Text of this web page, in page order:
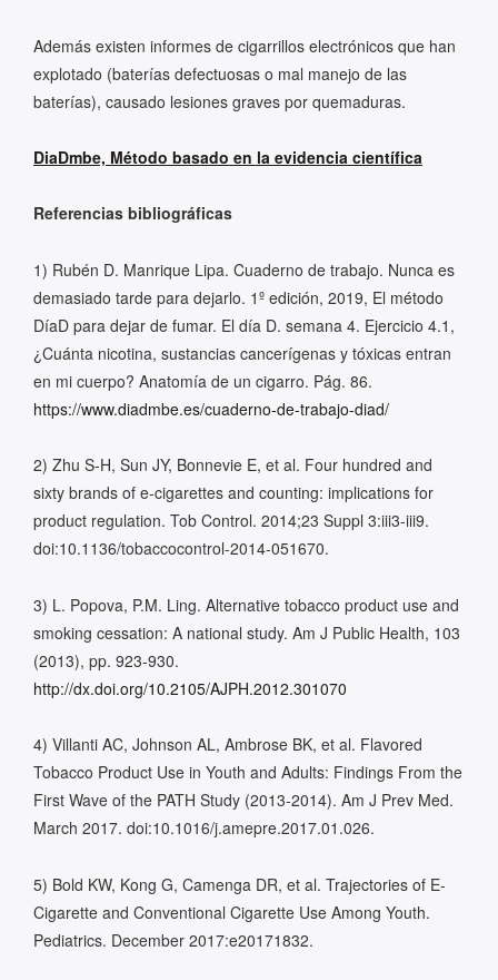
Además existen informes de cigarrillos electrónicos que han
explotado (baterías defectuosas o mal manejo de las
baterías), causado lesiones graves por quemaduras.
DiaDmbe, Método basado en la evidencia científica
Referencias bibliográficas
1) Rubén D. Manrique Lipa. Cuaderno de trabajo. Nunca es
demasiado tarde para dejarlo. 1º edición, 2019, El método
DíaD para dejar de fumar. El día D. semana 4. Ejercicio 4.1,
¿Cuánta nicotina, sustancias cancerígenas y tóxicas entran
en mi cuerpo? Anatomía de un cigarro. Pág. 86.
https://www.diadmbe.es/cuaderno-de-trabajo-diad/
2) Zhu S-H, Sun JY, Bonnevie E, et al. Four hundred and
sixty brands of e-cigarettes and counting: implications for
product regulation. Tob Control. 2014;23 Suppl 3:iii3-iii9.
doi:10.1136/tobaccocontrol-2014-051670.
3) L. Popova, P.M. Ling. Alternative tobacco product use and
smoking cessation: A national study. Am J Public Health, 103
(2013), pp. 923-930.
http://dx.doi.org/10.2105/AJPH.2012.301070
4) Villanti AC, Johnson AL, Ambrose BK, et al. Flavored
Tobacco Product Use in Youth and Adults: Findings From the
First Wave of the PATH Study (2013-2014). Am J Prev Med.
March 2017. doi:10.1016/j.amepre.2017.01.026.
5) Bold KW, Kong G, Camenga DR, et al. Trajectories of E-
Cigarette and Conventional Cigarette Use Among Youth.
Pediatrics. December 2017:e20171832.